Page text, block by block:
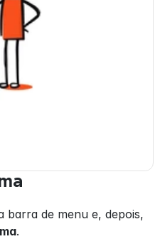
barra de menu e, depois,
.